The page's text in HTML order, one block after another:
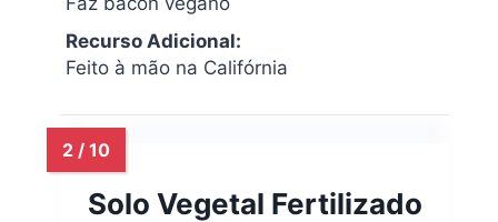
Recurso Adicional:
Feito à mão na Califórnia
Solo Vegetal Fertilizado